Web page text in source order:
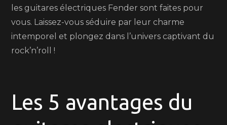
les guitares électriques Fender sont faites pour
vous. Laissez-vous séduire par leur charme
intemporel et plongez dans l’univers captivant du
rock’n’roll !
Les 5 avantages du